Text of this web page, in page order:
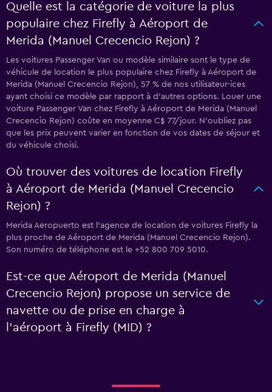
Quelle est la catégorie de voiture la plus
populaire chez Firefly à Aéroport de
Merida (Manuel Crecencio Rejon) ?
Les voitures Passenger Van ou modèle similaire sont le type de
véhicule de location le plus populaire chez Firefly à Aéroport de
Merida (Manuel Crecencio Rejon), 57 % de nos utilisateur·ices
ayant choisi ce modèle par rapport à d’autres options. Louer une
voiture Passenger Van chez Firefly à Aéroport de Merida (Manuel
Crecencio Rejon) coûte en moyenne C$ 77/jour. N'oubliez pas
que les prix peuvent varier en fonction de vos dates de séjour et
du véhicule choisi.
Où trouver des voitures de location Firefly
à Aéroport de Merida (Manuel Crecencio
Rejon) ?
Merida Aeropuerto est l'agence de location de voitures Firefly la
plus proche de Aéroport de Merida (Manuel Crecencio Rejon).
Son numéro de téléphone est le +52 800 709 5010.
Est-ce que Aéroport de Merida (Manuel
Crecencio Rejon) propose un service de
navette ou de prise en charge à
l’aéroport à Firefly (MID) ?